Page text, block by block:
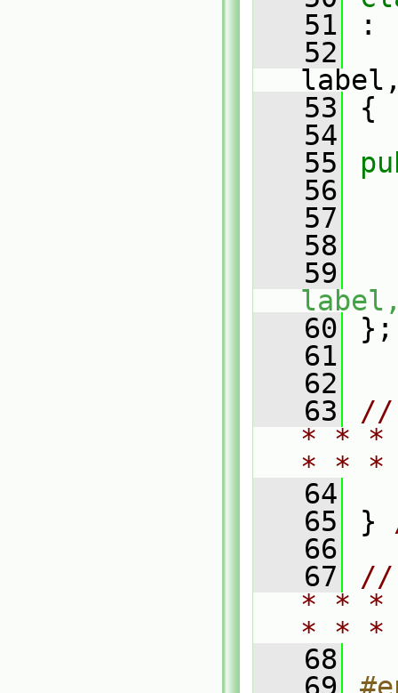
   51
:
   52
label,
   53
{
   54
   55
   56
   57
   58
   59
label,
   60
};
   61
   62
   63
//
* * *
* *
   64
   65
}
   66
   67
//
* * *
* *
   68